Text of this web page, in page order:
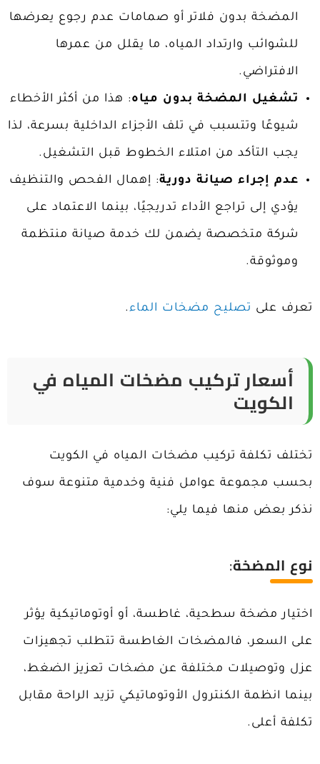
المضخة بدون فلاتر أو صمامات عدم رجوع يعرضها
للشوائب وارتداد المياه، ما يقلل من عمرها
الافتراضي.
تشغيل المضخة بدون مياه: هذا من أكثر الأخطاء
شيوعًا وتتسبب في تلف الأجزاء الداخلية بسرعة، لذا
يجب التأكد من امتلاء الخطوط قبل التشغيل.
عدم إجراء صيانة دورية: إهمال الفحص والتنظيف
يؤدي إلى تراجع الأداء تدريجيًا، بينما الاعتماد على
شركة متخصصة يضمن لك خدمة صيانة منتظمة
وموثوقة.
تعرف على تصليح مضخات الماء.
أسعار تركيب مضخات المياه في
الكويت
تختلف تكلفة تركيب مضخات المياه في الكويت
بحسب مجموعة عوامل فنية وخدمية متنوعة سوف
نذكر بعض منها فيما يلي:
نوع المضخة:
اختيار مضخة سطحية، غاطسة، أو أوتوماتيكية يؤثر
على السعر، فالمضخات الغاطسة تتطلب تجهيزات
عزل وتوصيلات مختلفة عن مضخات تعزيز الضغط،
بينما انظمة الكنترول الأوتوماتيكي تزيد الراحة مقابل
تكلفة أعلى.